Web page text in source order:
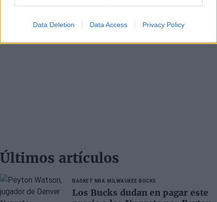
Data Deletion Data Access Privacy Policy
Últimos artículos
BASKET NBA MILWAUKEE BUCKS
Los Bucks dudan en pagar este